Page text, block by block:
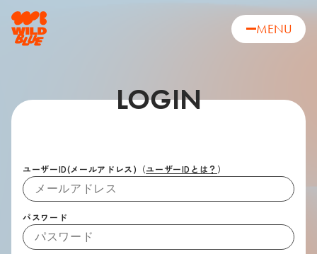
MENU
LOGIN
ユーザーID(メールアドレス) （ユーザーIDとは？ ）
パスワード